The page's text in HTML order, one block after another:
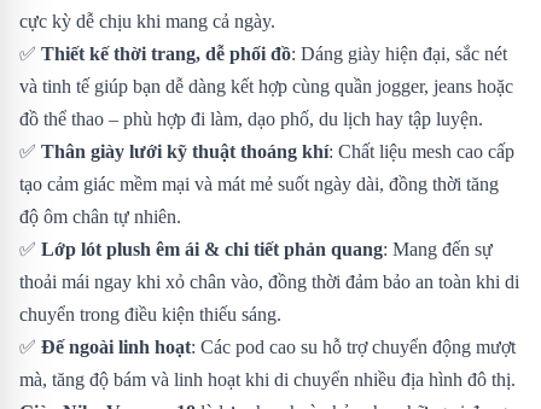
cực kỳ dễ chịu khi mang cả ngày.
✅ Thiết kế thời trang, dễ phối đồ: Dáng giày hiện đại, sắc nét
và tinh tế giúp bạn dễ dàng kết hợp cùng quần jogger, jeans hoặc
đồ thể thao – phù hợp đi làm, dạo phố, du lịch hay tập luyện.
✅ Thân giày lưới kỹ thuật thoáng khí: Chất liệu mesh cao cấp
tạo cảm giác mềm mại và mát mẻ suốt ngày dài, đồng thời tăng
độ ôm chân tự nhiên.
✅ Lớp lót plush êm ái & chi tiết phản quang: Mang đến sự
thoải mái ngay khi xỏ chân vào, đồng thời đảm bảo an toàn khi di
chuyển trong điều kiện thiếu sáng.
✅ Đế ngoài linh hoạt: Các pod cao su hỗ trợ chuyển động mượt
mà, tăng độ bám và linh hoạt khi di chuyển nhiều địa hình đô thị.